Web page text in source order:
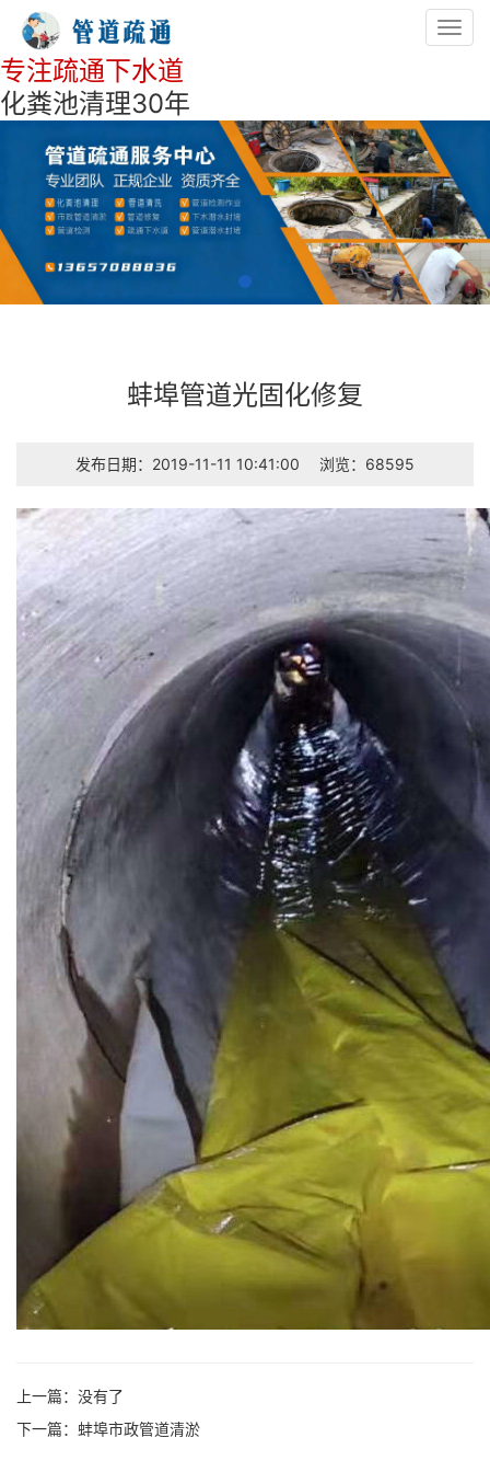
专注疏通下水道
化粪池清理30年
蚌埠管道光固化修复
发布日期：2019-11-11 10:41:00 浏览：68595
上一篇：没有了
下一篇： 蚌埠市政管道清淤